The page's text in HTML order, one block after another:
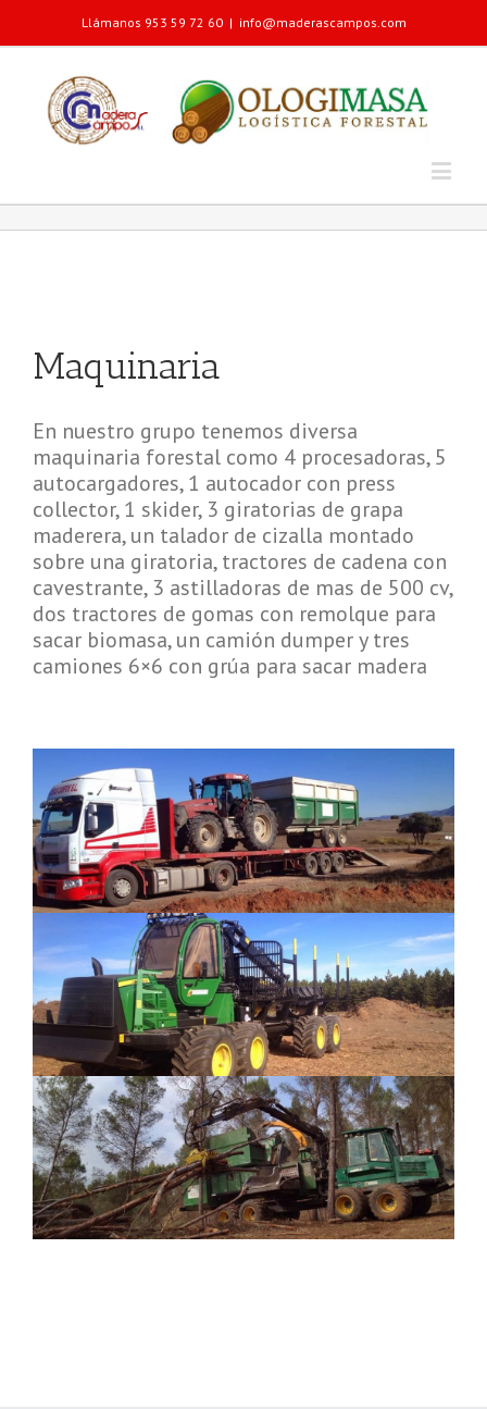
Llámanos 953 59 72 60 | info@maderascampos.com
Maquinaria
En nuestro grupo tenemos diversa
maquinaria forestal como 4 procesadoras, 5
autocargadores, 1 autocador con press
collector, 1 skider, 3 giratorias de grapa
maderera, un talador de cizalla montado
sobre una giratoria, tractores de cadena con
cavestrante, 3 astilladoras de mas de 500 cv,
dos tractores de gomas con remolque para
sacar biomasa, un camión dumper y tres
camiones 6×6 con grúa para sacar madera